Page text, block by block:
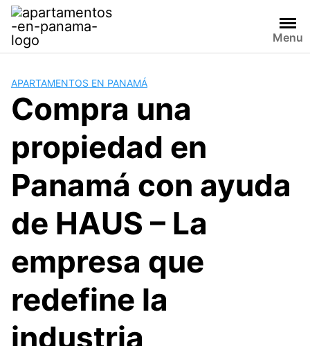
Saltar
contenido
Menu
APARTAMENTOS EN PANAMÁ
Compra una
propiedad en
Panamá con ayuda
de HAUS – La
empresa que
redefine la
industria